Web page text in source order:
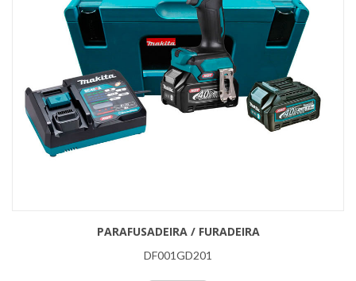
PARAFUSADEIRA / FURADEIRA
DF001GD201